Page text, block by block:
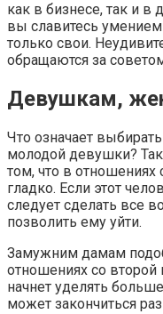
как в бизнесе, так и
вы славитесь
только свои.
обращаются за
Девушкам,
Что означает
молодой девушки?
том, что в
гладко. Если этот
следует сделать все
позволить ему уйти.
Замужним дамам
отношениях со
начнет уделять
может закончиться